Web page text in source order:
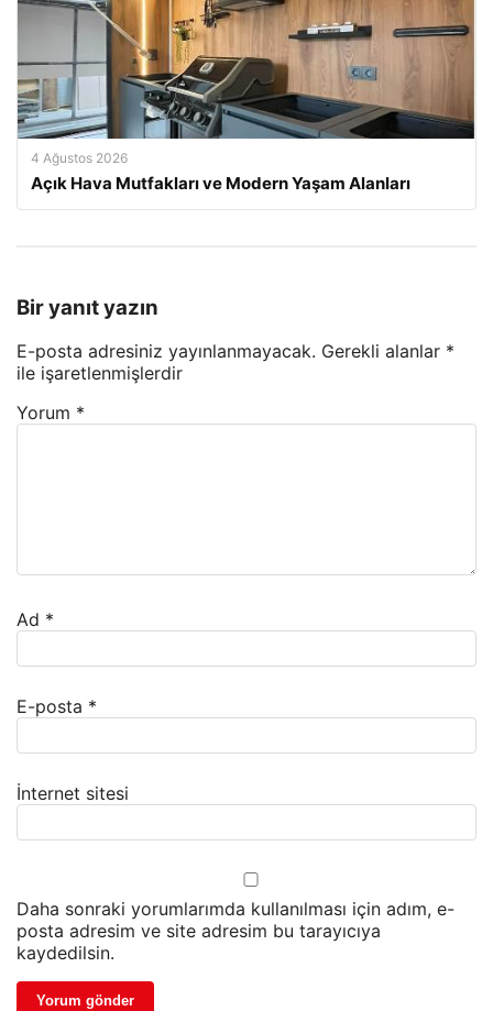
4 Ağustos 2026
Açık Hava Mutfakları ve Modern Yaşam Alanları
Bir yanıt yazın
E-posta adresiniz yayınlanmayacak. Gerekli alanlar *
ile işaretlenmişlerdir
Yorum *
Ad *
E-posta *
İnternet sitesi
Daha sonraki yorumlarımda kullanılması için adım, e-
posta adresim ve site adresim bu tarayıcıya
kaydedilsin.